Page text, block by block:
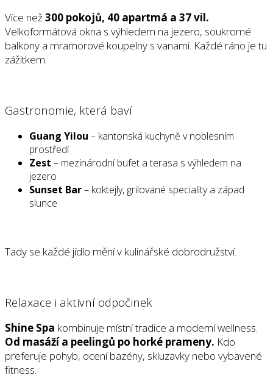
Více než 300 pokojů, 40 apartmá a 37 vil.
Velkoformátová okna s výhledem na jezero, soukromé
balkony a mramorové koupelny s vanami. Každé ráno je tu
zážitkem.
Gastronomie, která baví
Guang Yilou – kantonská kuchyně v noblesním
prostředí
Zest – mezinárodní bufet a terasa s výhledem na
jezero
Sunset Bar– koktejly, grilované speciality a západ
slunce
Tady se každé jídlo mění v kulinářské dobrodružství.
Relaxace i aktivní odpočinek
Shine Spa kombinuje místní tradice a moderní wellness.
Od masáží a peelingů po horké prameny. Kdo
preferuje pohyb, ocení bazény, skluzavky nebo vybavené
fitness.